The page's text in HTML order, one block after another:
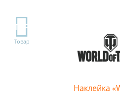
TOP
Товар
Наклейка